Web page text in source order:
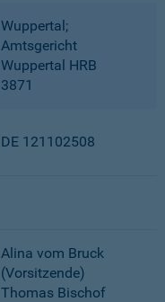
Wuppertal;
Amtsgericht
Wuppertal HRB
3871
DE 121102508
Alina vom Bruck
(Vorsitzende)
Thomas Bischof